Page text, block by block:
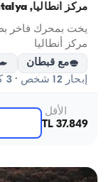
مركز أنطاليا, Antalya
مركز أنطاليا
مع قبطان
إبحار 12 شخص · 3 كابينة · 17.00m
الأقل
37.849 TL